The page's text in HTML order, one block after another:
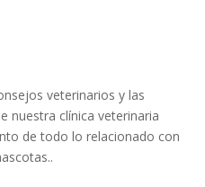
veterinarios y las
nuestra clínica veterinaria
de todo lo relacionado con